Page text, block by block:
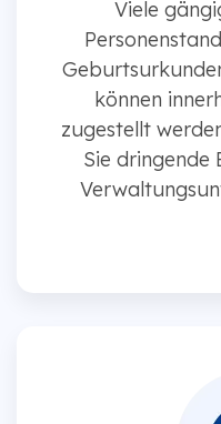
Viele
können
zugestellt
Sie dringende